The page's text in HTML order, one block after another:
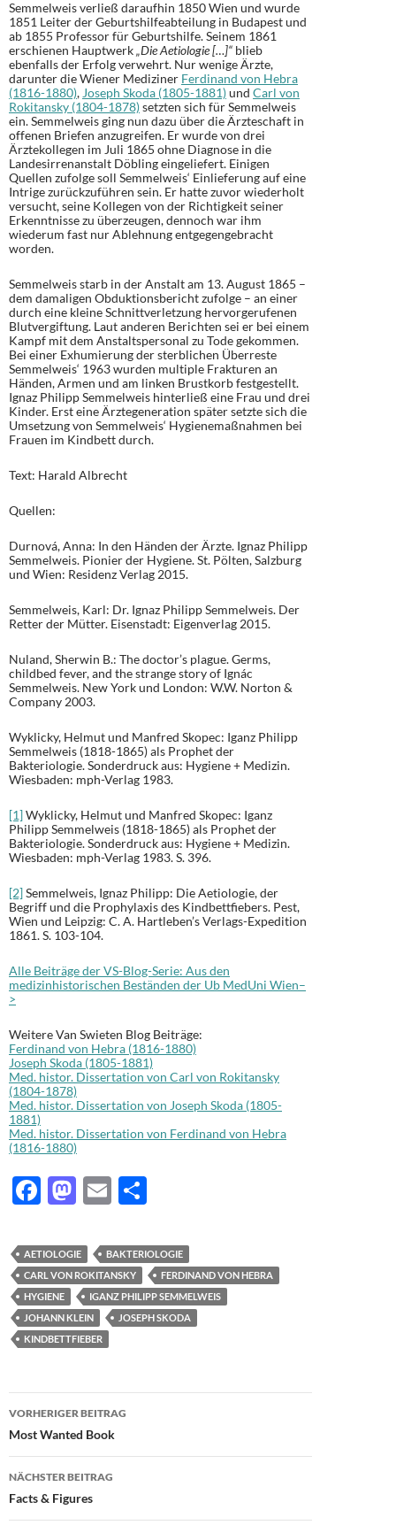
Semmelweis verließ daraufhin 1850 Wien und wurde
1851 Leiter der Geburtshilfeabteilung in Budapest und
ab 1855 Professor für Geburtshilfe. Seinem 1861
erschienen Hauptwerk„Die Aetiologie […]“ blieb
ebenfalls der Erfolg verwehrt. Nur wenige Ärzte,
darunter die Wiener Mediziner Ferdinand von Hebra
(1816-1880), Joseph Skoda (1805-1881)und Carl von
Rokitansky (1804-1878)setzten sich für Semmelweis
ein. Semmelweis ging nun dazu über die Ärzteschaft in
offenen Briefen anzugreifen. Er wurde von drei
Ärztekollegen im Juli 1865 ohne Diagnose in die
Landesirrenanstalt Döbling eingeliefert. Einigen
Quellen zufolge soll Semmelweis‘ Einlieferung auf eine
Intrige zurückzuführen sein. Er hatte zuvor wiederholt
versucht, seine Kollegen von der Richtigkeit seiner
Erkenntnisse zu überzeugen, dennoch war ihm
wiederum fast nur Ablehnung entgegengebracht
worden.
Semmelweis starb in der Anstalt am 13. August 1865 –
dem damaligen Obduktionsbericht zufolge – an einer
durch eine kleine Schnittverletzung hervorgerufenen
Blutvergiftung. Laut anderen Berichten sei er bei einem
Kampf mit dem Anstaltspersonal zu Tode gekommen.
Bei einer Exhumierung der sterblichen Überreste
Semmelweis‘ 1963 wurden multiple Frakturen an
Händen, Armen und am linken Brustkorb festgestellt.
Ignaz Philipp Semmelweis hinterließ eine Frau und drei
Kinder. Erst eine Ärztegeneration später setzte sich die
Umsetzung von Semmelweis‘ Hygienemaßnahmen bei
Frauen im Kindbett durch.
Text: Harald Albrecht
Quellen:
Durnová, Anna: In den Händen der Ärzte. Ignaz Philipp
Semmelweis. Pionier der Hygiene. St. Pölten, Salzburg
und Wien: Residenz Verlag 2015.
Semmelweis, Karl: Dr. Ignaz Philipp Semmelweis. Der
Retter der Mütter. Eisenstadt: Eigenverlag 2015.
Nuland, Sherwin B.: The doctor’s plague. Germs,
childbed fever, and the strange story of Ignác
Semmelweis. New York und London: W.W. Norton &
Company 2003.
Wyklicky, Helmut und Manfred Skopec: Iganz Philipp
Semmelweis (1818-1865) als Prophet der
Bakteriologie. Sonderdruck aus: Hygiene + Medizin.
Wiesbaden: mph-Verlag 1983.
[1]Wyklicky, Helmut und Manfred Skopec: Iganz
Philipp Semmelweis (1818-1865) als Prophet der
Bakteriologie. Sonderdruck aus: Hygiene + Medizin.
Wiesbaden: mph-Verlag 1983. S. 396.
[2]Semmelweis, Ignaz Philipp: Die Aetiologie, der
Begriff und die Prophylaxis des Kindbettfiebers. Pest,
Wien und Leipzig: C. A. Hartleben’s Verlags-Expedition
1861. S. 103-104.
Alle Beiträge der VS-Blog-Serie: Aus den
medizinhistorischen Beständen der Ub MedUni Wien–
>
Weitere Van Swieten Blog Beiträge:
Ferdinand von Hebra (1816-1880)
Joseph Skoda (1805-1881)
Med. histor. Dissertation von Carl von Rokitansky
(1804-1878)
Med. histor. Dissertation von Joseph Skoda (1805-
1881)
Med. histor. Dissertation von Ferdinand von Hebra
(1816-1880)
F
e
b
o
o
k
M
to
d
o
n
E
ail le
n
AETIOLOGIE
BAKTERIOLOGIE
CARL VON ROKITANSKY
FERDINAND VON HEBRA
HYGIENE
IGANZ PHILIPP SEMMELWEIS
JOHANN KLEIN
JOSEPH SKODA
KINDBETTFIEBER
Beitragsnavigation
VORHERIGER BEITRAG
Most Wanted Book
NÄCHSTER BEITRAG
Facts & Figures